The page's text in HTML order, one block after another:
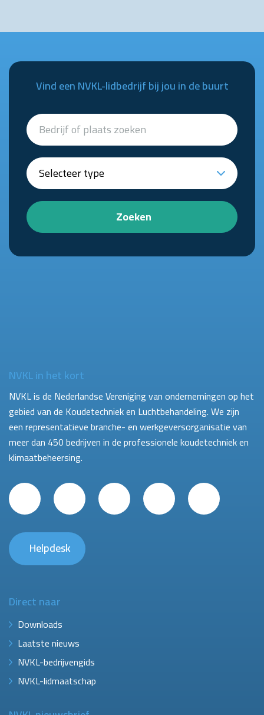
Vind een NVKL-lidbedrijf bij jou in de buurt
Zoeken
NVKL in het kort
NVKL is de Nederlandse Vereniging van ondernemingen op het
gebied van de Koudetechniek en Luchtbehandeling. We zijn
een representatieve branche- en werkgeversorganisatie van
meer dan 450 bedrijven in de professionele koudetechniek en
klimaatbeheersing.
Helpdesk
Direct naar
Downloads
Laatste nieuws
NVKL-bedrijvengids
NVKL-lidmaatschap